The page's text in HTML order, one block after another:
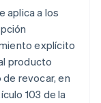
aplica a los
explícito
producto
revocar, en
103 de la